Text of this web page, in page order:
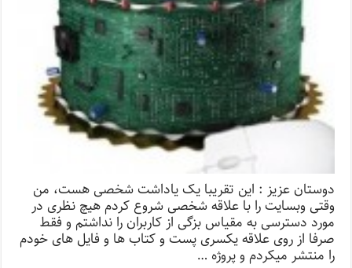
دوستان عزیز : این تقریبا یک یاداشت شخصی هست، من
وقتی وبسایت را با علاقه شخصی شروع کردم هیچ نظری در
مورد دسترسی به مقیاس بزگی از کاربران را نداشتم و فقط
صرفا از روی علاقه یکسری پست و کتاب ها و فایل های خودم
را منتشر میکردم و پروژه …